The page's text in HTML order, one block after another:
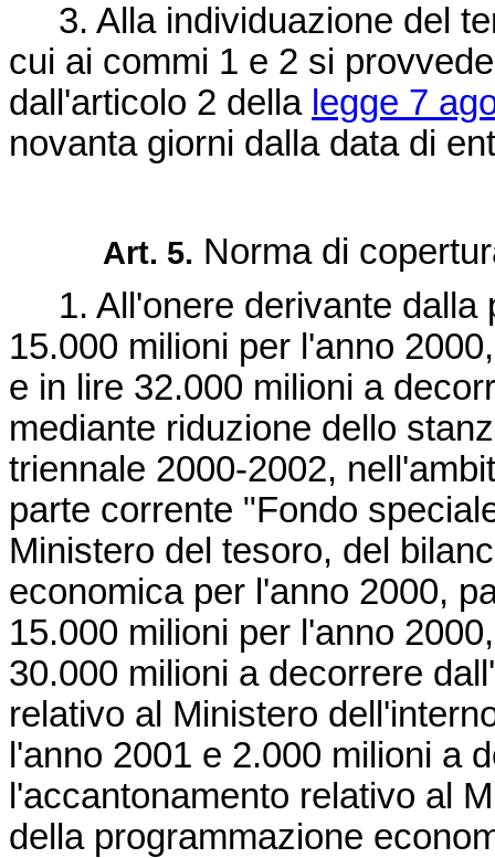
3. Alla individuazione del
cui ai commi 1 e 2 si
dall'articolo 2 della legge 7
novanta giorni dalla data di
Art. 5. Norma di
1. All'onere derivante dalla
15.000 milioni per l'anno
e in lire 32.000 milioni a
mediante riduzione dello
triennale 2000-2002,
parte corrente "Fondo
Ministero del tesoro, del
economica per l'anno 2000,
15.000 milioni per l'anno
30.000 milioni a decorrere
relativo al Ministero
l'anno 2001 e 2.000 milioni a
l'accantonamento relativo al
della programmazione